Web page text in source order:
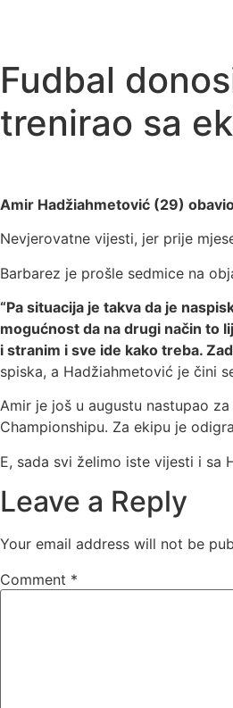
Fudbal
trenirao sa
Amir Hadžiahmetović (29)
Nevjerovatne vijesti, jer prije
Barbarez je prošle sedmice na
“Pa situacija je takva da je
mogućnost da na drugi način to
i stranim i sve ide kako treba.
spiska, a Hadžiahmetović je čini
Amir je još u augustu nastupao
Championshipu. Za ekipu je
E, sada svi želimo iste vijesti i sa
Leave a Reply
Your email address will not be
Comment *